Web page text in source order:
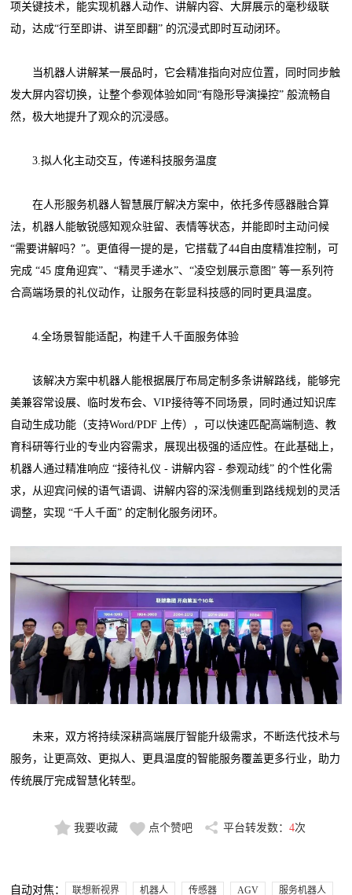
项关键技术，能实现机器人动作、讲解内容、大屏展示的毫秒级联
动，达成“行至即讲、讲至即翻” 的沉浸式即时互动闭环。
当机器人讲解某一展品时，它会精准指向对应位置，同时同步触
发大屏内容切换，让整个参观体验如同“有隐形导演操控” 般流畅自
然，极大地提升了观众的沉浸感。
3.拟人化主动交互，传递科技服务温度
在人形服务机器人智慧展厅解决方案中，依托多传感器融合算
法，机器人能敏锐感知观众驻留、表情等状态，并能即时主动问候
“需要讲解吗？”。更值得一提的是，它搭载了44自由度精准控制，可
完成 “45 度角迎宾”、“精灵手递水”、“凌空划展示意图” 等一系列符
合高端场景的礼仪动作，让服务在彰显科技感的同时更具温度。
4.全场景智能适配，构建千人千面服务体验
该解决方案中机器人能根据展厅布局定制多条讲解路线，能够完
美兼容常设展、临时发布会、VIP接待等不同场景，同时通过知识库
自动生成功能（支持Word/PDF 上传），可以快速匹配高端制造、教
育科研等行业的专业内容需求，展现出极强的适应性。在此基础上，
机器人通过精准响应 “接待礼仪 - 讲解内容 - 参观动线” 的个性化需
求，从迎宾问候的语气语调、讲解内容的深浅侧重到路线规划的灵活
调整，实现 “千人千面” 的定制化服务闭环。
未来，双方将持续深耕高端展厅智能升级需求，不断迭代技术与
服务，让更高效、更拟人、更具温度的智能服务覆盖更多行业，助力
传统展厅完成智慧化转型。
我要收藏 点个赞吧 平台转发数： 4次
自动对焦： 联想新视界 机器人 传感器 AGV 服务机器人